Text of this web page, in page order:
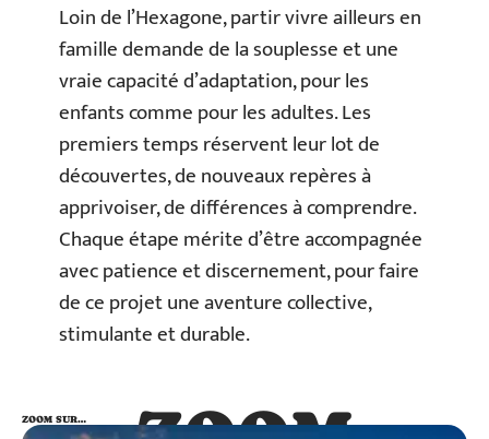
Loin de l’Hexagone, partir vivre ailleurs en
famille demande de la souplesse et une
vraie capacité d’adaptation, pour les
enfants comme pour les adultes. Les
premiers temps réservent leur lot de
découvertes, de nouveaux repères à
apprivoiser, de différences à comprendre.
Chaque étape mérite d’être accompagnée
avec patience et discernement, pour faire
de ce projet une aventure collective,
stimulante et durable.
ZOOM SUR…